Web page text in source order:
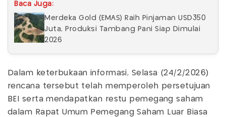
Baca Juga:
Merdeka Gold (EMAS) Raih Pinjaman USD350
Juta, Produksi Tambang Pani Siap Dimulai
2026
Dalam keterbukaan informasi, Selasa (24/2/2026)
rencana tersebut telah memperoleh persetujuan
BEI serta mendapatkan restu pemegang saham
dalam Rapat Umum Pemegang Saham Luar Biasa